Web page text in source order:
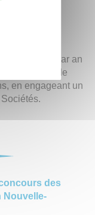
des invités
à trois fois par an
de
en engageant un
des
Nouvelle-